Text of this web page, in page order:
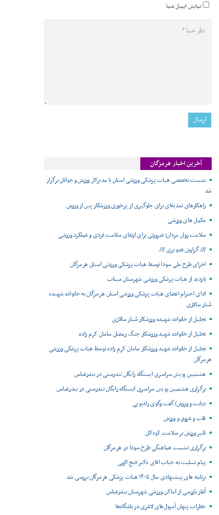
نمایش ایمیل شما
آخرین اخبار هرمزگان
نشست تخصصی هیات پزشکی ورزشی استان با مدیرکل ورزش و جوانان برگزار
شد
راهکارهای تغذیه‌ای برای جلوگیری از پرخوری ورزشکار پس از ورزش
مکمل های ورزشی
سلامت روان مردان؛ ضرورتی برای ارتقای سلامت فردی و عملکرد ورزشی
/// گزارش تصویری ///
اجرای طرح ملی سودا توسط هیات پزشکی ورزشی استان هرمزگان
بازدید از هیات پزشکی ورزشی شهرستان میناب
ادای احترام اعضای هیات پزشکی ورزشی استان هرمزگان به خانواده شهیده
سُنار سالاری
تجلیل از خانواده شهیده ورزشکار سُنار سالاری
تجلیل از خانواده شهید ورزشکار جنگ رمضان سامان کرم زاده
تجلیل از خانواده شهید ورزشکار سامان کرم زاده توسط هیات پزشکی ورزشی
هرمزگان
هشتمین پویش سراسری ایستگاه رایگان تندرستی در بندرعباس
برگزاری هشتمین پویش سراسری ایستگاه رایگان تندرستی در بندرعباس
دیابت و ورزش/گفت وگوی رادیویی
قلب و عروق و ورزش
تاثیر ورزش بر سلامت کودکان
برگزاری نشست هماهنگی طرح سودا در هرمزگان
پیام تسلیت به جناب اقای دکتر فتح الهی
برنامه های پیشنهادی سال ۱۴۰۵ هیات پزشکی هرمزگان بررسی شد
آغاز بازرسی از اماکن ورزشی شهرستان بندرعباس
خطرات پنهان آمپول‌های لاغری در باشگاه‌ها